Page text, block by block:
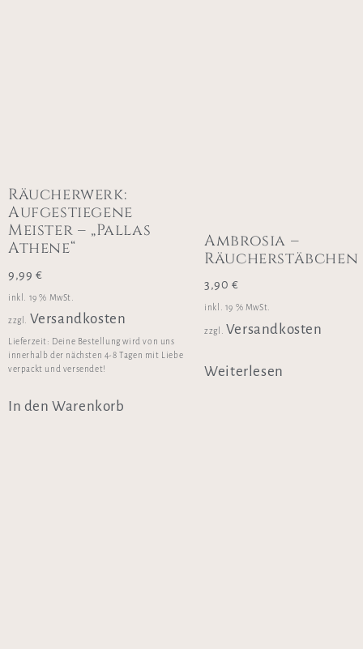
Räucherwerk:
Aufgestiegene
Meister – „Pallas
Athene“
9,99 €
inkl. 19 % MwSt.
zzgl. Versandkosten
Lieferzeit: Deine Bestellung wird von uns
innerhalb der nächsten 4-8 Tagen mit Liebe
verpackt und versendet!
In den Warenkorb
Ambrosia –
Räucherstäbchen
3,90€
inkl. 19 % MwSt.
zzgl. Versandkosten
Weiterlesen